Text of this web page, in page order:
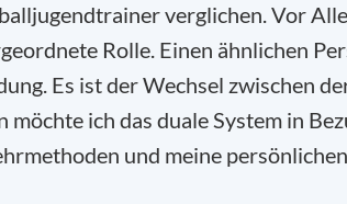
verglichen. Vor
Rolle. Einen ähnlichen
Es ist der Wechsel zwischen
möchte ich das duale System in
und meine